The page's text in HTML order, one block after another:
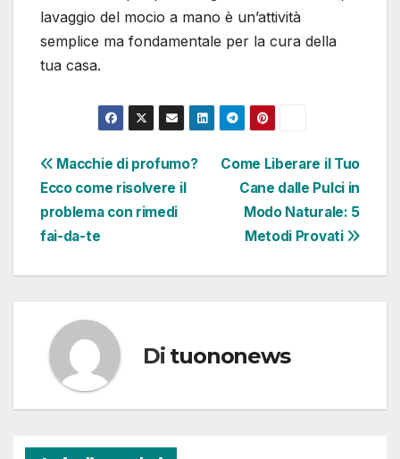
lavaggio del mocio a mano è un’attività
semplice ma fondamentale per la cura della
tua casa.
Navigazione
articoli
Come Liberare il Tuo
Cane dalle Pulci in
Modo Naturale: 5
Metodi Provati
Macchie di profumo?
Ecco come risolvere il
problema con rimedi
fai-da-te
Di tuononews